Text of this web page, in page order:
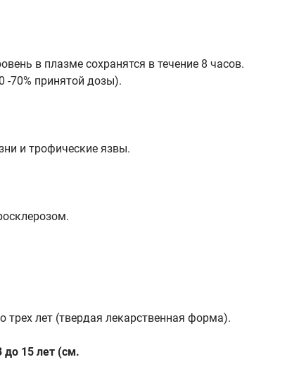
в плазме сохранятся в течение 8 часов.
-70% принятой дозы).
и трофические язвы.
трех лет (твердая лекарственная форма).
до 15 лет (см.